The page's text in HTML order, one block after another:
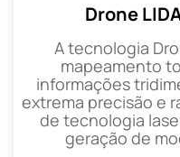
Drone
A tecnologia
mapeamento
informações
extrema precisão e
de tecnologia
geração de